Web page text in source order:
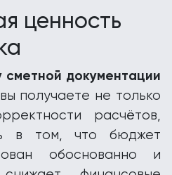
ценность
сметной документации
получаете не только
расчётов,
в том, что бюджет
обоснованно и